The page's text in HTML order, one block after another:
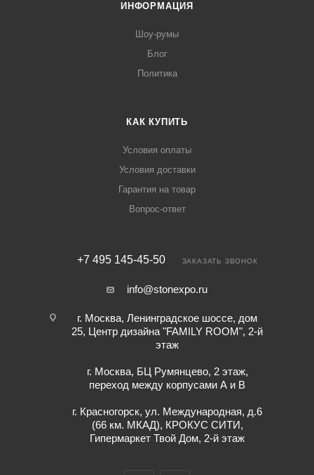
ИНФОРМАЦИЯ
Шоу-румы
Блог
Политика
КАК КУПИТЬ
Условия оплаты
Условия доставки
Гарантия на товар
Вопрос-ответ
+7 495 145-45-50 ЗАКАЗАТЬ ЗВОНОК
info@stonexpo.ru
г. Москва, Ленинградское шоссе, дом
25, Центр дизайна "FAMILY ROOM", 2-й
этаж
г. Москва, БЦ Румянцево, 2 этаж,
переход между корпусами А и В
г. Красногорск, ул. Международная, д.6
(66 км. МКАД), КРОКУС СИТИ,
Гипермаркет Твой Дом, 2-й этаж